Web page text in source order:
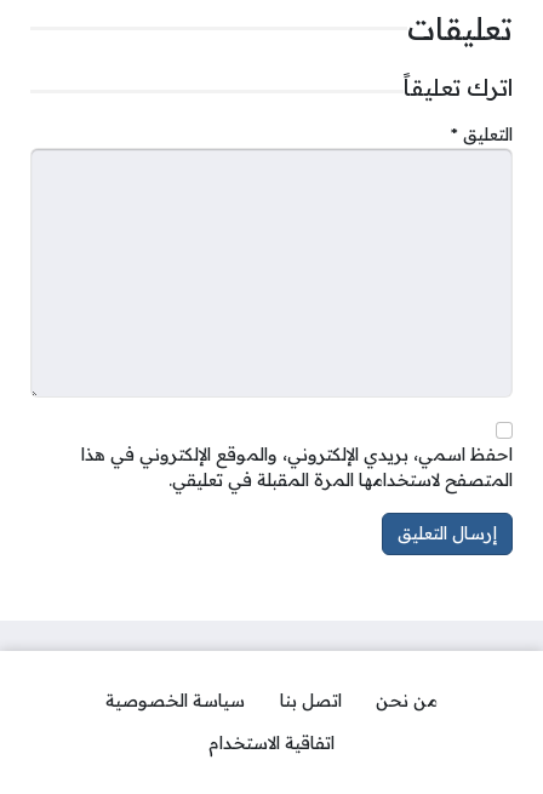
تعليقات
اترك تعليقاً
التعليق *
احفظ اسمي، بريدي الإلكتروني، والموقع الإلكتروني في هذا
المتصفح لاستخدامها المرة المقبلة في تعليقي.
من نحن اتصل بنا
سياسة الخصوصية
اتفاقية الاستخدام